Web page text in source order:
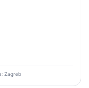
Zagreb